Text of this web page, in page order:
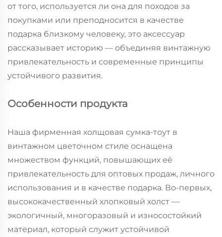
от того, используется ли она для походов за
покупками или преподносится в качестве
подарка близкому человеку, это аксессуар
рассказывает историю — объединяя винтажную
привлекательность и современные принципы
устойчивого развития.
Особенности продукта
Наша фирменная холщовая сумка-тоут в
винтажном цветочном стиле оснащена
множеством функций, повышающих её
привлекательность для оптовых продаж, личного
использования и в качестве подарка. Во-первых,
высококачественный хлопковый холст —
экологичный, многоразовый и износостойкий
материал, который служит устойчивой